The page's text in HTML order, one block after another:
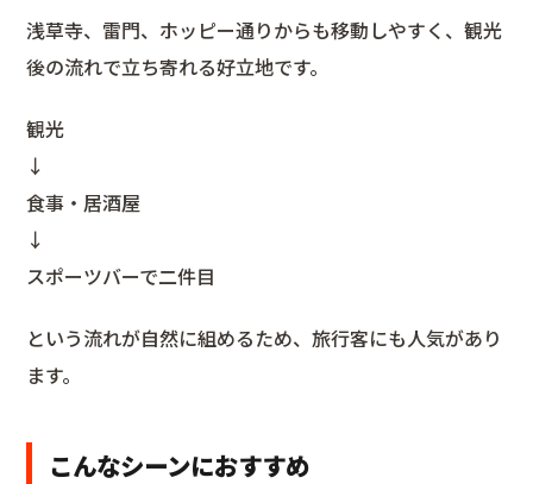
浅草寺、雷門、ホッピー通りからも移動しやすく、観光
後の流れで立ち寄れる好立地です。
観光
↓
食事・居酒屋
↓
スポーツバーで二件目
という流れが自然に組めるため、旅行客にも人気があり
ます。
こんなシーンにおすすめ